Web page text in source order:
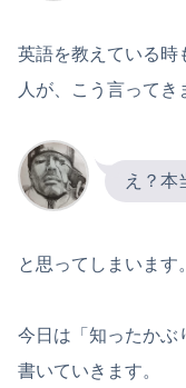
英語を教えている時
人が、こう言ってき
え？本
と思ってしまいます。
今日は「知ったかぶ
書いていきます。